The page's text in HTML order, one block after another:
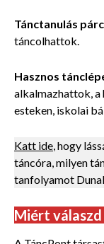
Tánctanulás
táncolhattok.
Hasznos
alkalmazhattok,
esteken, iskolai
Katt ide, hogy
táncóra, milyen
tanfolyamot
Miért